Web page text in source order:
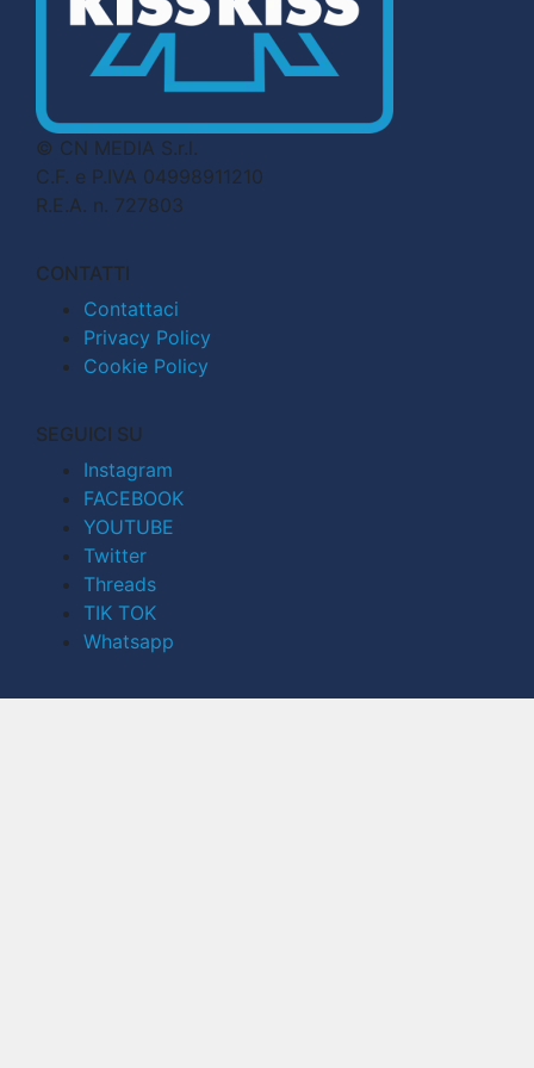
© CN MEDIA S.r.l.
C.F. e P.IVA 04998911210
R.E.A. n. 727803
CONTATTI
Contattaci
Privacy Policy
Cookie Policy
SEGUICI SU
Instagram
FACEBOOK
YOUTUBE
Twitter
Threads
TIK TOK
Whatsapp